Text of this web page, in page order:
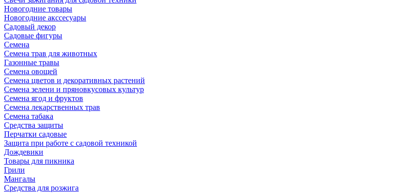
Новогодние товары
Новогодние акссесуары
Садовый декор
Садовые фигуры
Семена
Семена трав для животных
Газонные травы
Семена овощей
Семена цветов и декоративных растений
Семена зелени и пряновкусовых культур
Семена ягод и фруктов
Семена лекарственных трав
Семена табака
Средства защиты
Перчатки садовые
Защита при работе с садовой техникой
Дождевики
Товары для пикника
Грили
Мангалы
Средства для розжига